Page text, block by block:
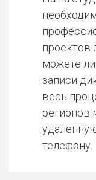
проектов
можете
записи
весь
регионов
телефону.